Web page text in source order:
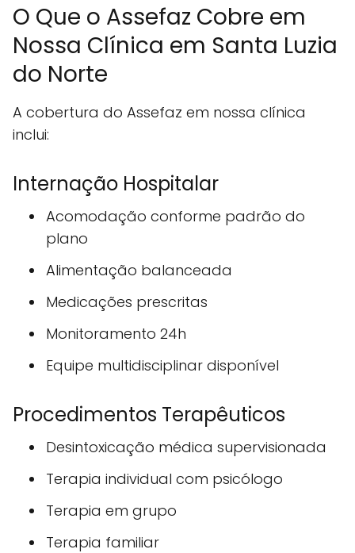
O Que o Assefaz Cobre em
Nossa Clínica em Santa Luzia
do Norte
A cobertura do Assefaz em nossa clínica
inclui:
Internação Hospitalar
Acomodação conforme padrão do
plano
Alimentação balanceada
Medicações prescritas
Monitoramento 24h
Equipe multidisciplinar disponível
Procedimentos Terapêuticos
Desintoxicação médica supervisionada
Terapia individual com psicólogo
Terapia em grupo
Terapia familiar